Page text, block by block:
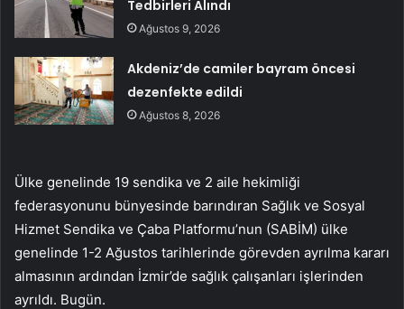
Tedbirleri Alındı
Ağustos 9, 2026
Akdeniz’de camiler bayram öncesi
dezenfekte edildi
Ağustos 8, 2026
Ülke genelinde 19 sendika ve 2 aile hekimliği
federasyonunu bünyesinde barındıran Sağlık ve Sosyal
Hizmet Sendika ve Çaba Platformu’nun (SABİM) ülke
genelinde 1-2 Ağustos tarihlerinde görevden ayrılma kararı
almasının ardından İzmir’de sağlık çalışanları işlerinden
ayrıldı. Bugün.